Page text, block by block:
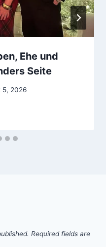
Ehe und
Seite
5, 2026
Required fields are